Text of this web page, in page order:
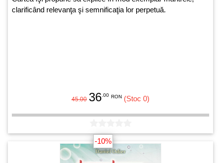
clarificând relevanţa şi semnificaţia lor perpetuă.
45.00 36 .00 RON (Stoc 0)
-10%